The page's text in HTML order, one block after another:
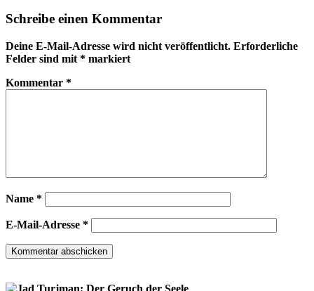
Schreibe einen Kommentar
Deine E-Mail-Adresse wird nicht veröffentlicht. Erforderliche
Felder sind mit * markiert
Kommentar *
Name *
E-Mail-Adresse *